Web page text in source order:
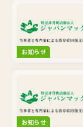
お知らせ
お知らせ